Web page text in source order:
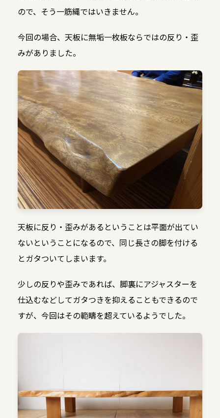
ので、そう一筋縄ではいきません。
今回の場合、天板に無垢一枚板ならではの反り・歪
みがありました。
天板に反り・歪みがあるということは平面が出てい
ないということになるので、同じ長さの脚を付ける
とガタついてしまいます。
少しの反りや歪みであれば、脚裏にアジャスターを
仕込むなどしてガタつきを抑えることもできるので
すが、今回はその範疇を超えているようでした。